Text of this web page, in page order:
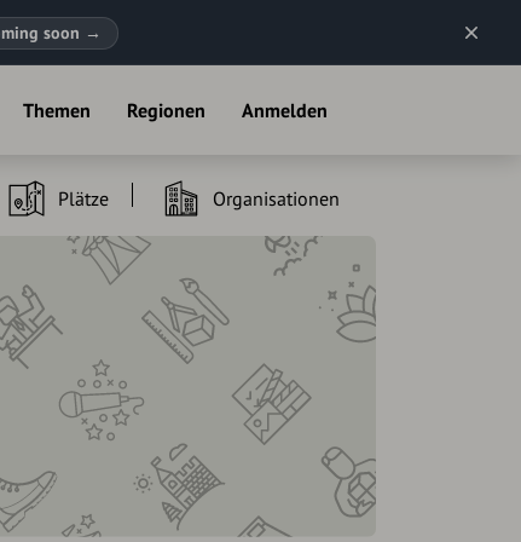
soon →
Themen Regionen Anmelden
Plätze Organisationen